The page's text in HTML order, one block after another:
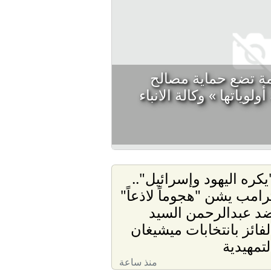
تضع حماية مصالح
» وكالة الانباء
اليهود وإسرائيل"..
يشن "هجوماً لاذعاً"
عبدالرحمن السيد
بانتخابات ميشيغان
منذ ساعة